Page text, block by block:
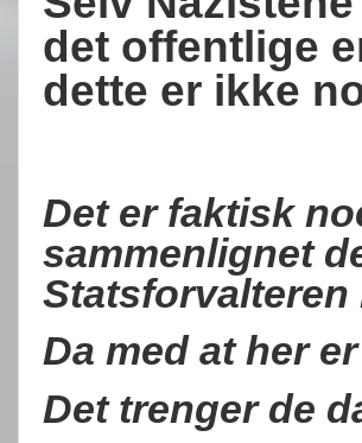
det offentlige
dette er ikke
Det er faktisk
sammenlignet
Statsforvalteren
Da med at her
Det trenger de